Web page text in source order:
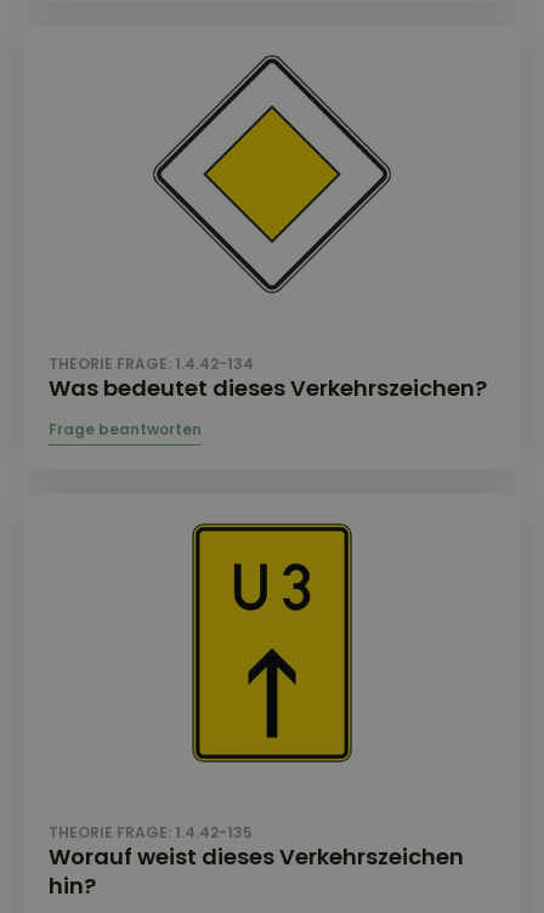
THEORIE FRAGE: 1.4.42-134
Was bedeutet dieses Verkehrszeichen?
THEORIE FRAGE: 1.4.42-135
Worauf weist dieses Verkehrszeichen
hin?